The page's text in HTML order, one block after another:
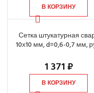
В КОРЗИНУ
Сетка штукатурная
10х10 мм, d=0,6-0,7 мм,
1 371₽
В КОРЗИНУ